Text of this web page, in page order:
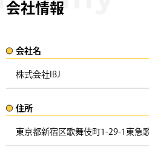
会社情報
会社名​
株式会社IBJ
住所​​
東京都新宿区歌舞伎町1-29-1東急